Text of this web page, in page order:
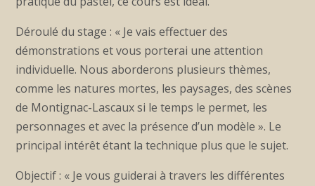
Déroulé du stage : « Je vais effectuer des
démonstrations et vous porterai une attention
individuelle. Nous aborderons plusieurs thèmes,
comme les natures mortes, les paysages, des scènes
de Montignac-Lascaux si le temps le permet, les
personnages et avec la présence d’un modèle ». Le
principal intérêt étant la technique plus que le sujet.
Objectif : « Je vous guiderai à travers les différentes